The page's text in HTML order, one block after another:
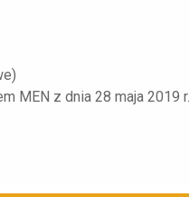
MEN z dnia 28 maja 2019